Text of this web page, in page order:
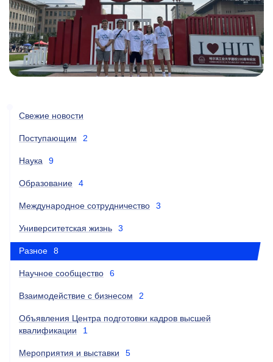
Свежие новости
Поступающим 2
Наука 9
Образование 4
Международное сотрудничество 3
Университетская жизнь 3
Разное 8
Научное сообщество 6
Взаимодействие с бизнесом 2
Объявления Центра подготовки кадров высшей
квалификации
1
Мероприятия и выставки 5